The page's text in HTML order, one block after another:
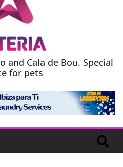
and Cala de Bou. Special
for pets